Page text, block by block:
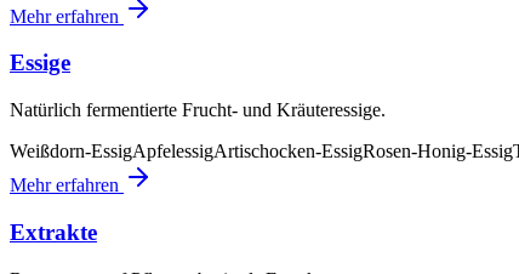
Mehr erfahren
Essige
Natürlich fermentierte Frucht- und Kräuteressige.
Weißdorn-EssigApfelessigArtischocken-EssigRosen-Honig-Essig
Mehr erfahren
Extrakte